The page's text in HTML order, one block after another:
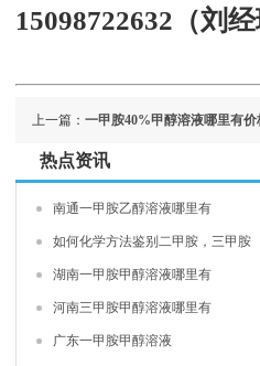
15098722632（刘
上一篇： 一甲胺40%甲醇溶液哪里有价
热点资讯
南通一甲胺乙醇溶液哪里有
如何化学方法鉴别二甲胺，三甲胺
湖南一甲胺甲醇溶液哪里有
河南三甲胺甲醇溶液哪里有
广东一甲胺甲醇溶液